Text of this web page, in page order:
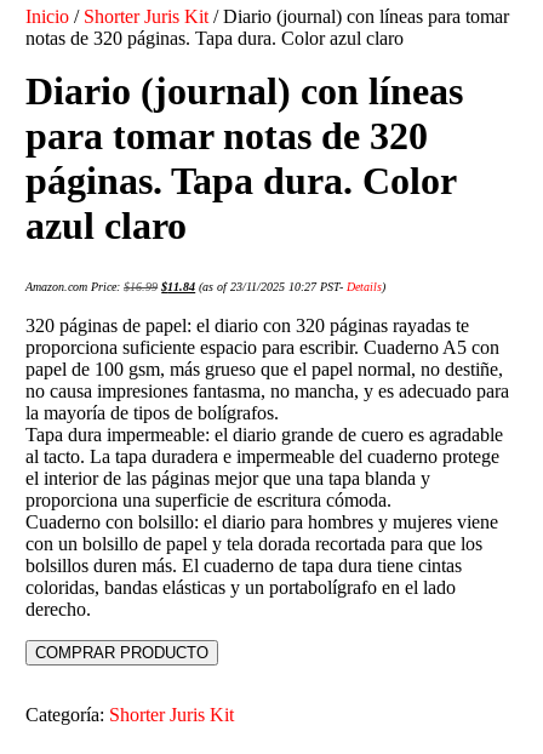
Inicio / Shorter Juris Kit / Diario (journal) con líneas para tomar
notas de 320 páginas. Tapa dura. Color azul claro
Diario (journal) con líneas
para tomar notas de 320
páginas. Tapa dura. Color
azul claro
Amazon.com Price:$16.99 $11.84 (as of 23/11/2025 10:27 PST-Details)
320 páginas de papel: el diario con 320 páginas rayadas te
proporciona suficiente espacio para escribir. Cuaderno A5 con
papel de 100 gsm, más grueso que el papel normal, no destiñe,
no causa impresiones fantasma, no mancha, y es adecuado para
la mayoría de tipos de bolígrafos.
Tapa dura impermeable: el diario grande de cuero es agradable
al tacto. La tapa duradera e impermeable del cuaderno protege
el interior de las páginas mejor que una tapa blanda y
proporciona una superficie de escritura cómoda.
Cuaderno con bolsillo: el diario para hombres y mujeres viene
con un bolsillo de papel y tela dorada recortada para que los
bolsillos duren más. El cuaderno de tapa dura tiene cintas
coloridas, bandas elásticas y un portabolígrafo en el lado
derecho.
COMPRAR PRODUCTO
Categoría: Shorter Juris Kit